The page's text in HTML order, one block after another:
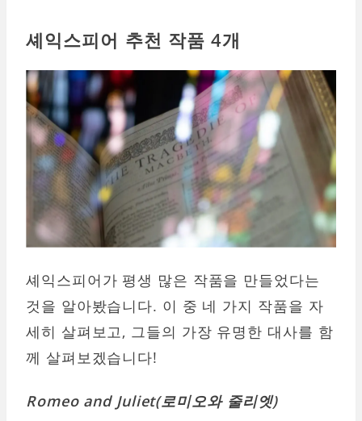
셰익스피어 추천 작품 4개
셰익스피어가 평생 많은 작품을 만들었다는
것을 알아봤습니다. 이 중 네 가지 작품을 자
세히 살펴보고, 그들의 가장 유명한 대사를 함
께 살펴보겠습니다!
Romeo and Juliet(로미오와 줄리엣)